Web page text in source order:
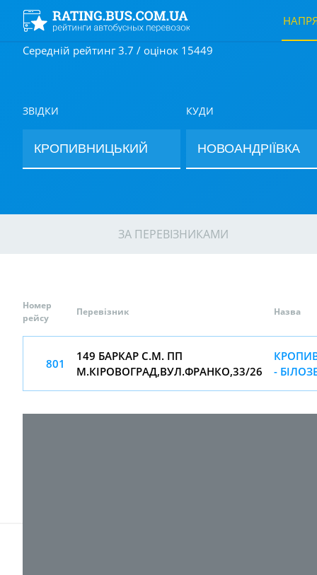
Середній рейтинг 3.7 / оцінок 15449
ЗВІДКИ КУДИ
ЗА ПЕРЕВІЗНИКАМИ
Номер
рейсу
Перевізник Назва
801
149 БАРКАР С.М. ПП
М.КІРОВОГРАД,ВУЛ.ФРАНКО,33/26
-